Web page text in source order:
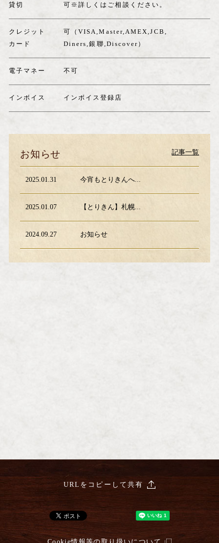
貸切 可※詳しくはご相談ください。
クレジット
カード
可（VISA,Master,AMEX,JCB,
Diners,銀聯,Discover）
電子マネー 不可
インボイス インボイス登録店
お知らせ
2025.01.31 今宵もとりきんへ...
2025.01.07 【とりきん】札幌...
2024.09.27 お知らせ
記事一覧
URLをコピーして共有